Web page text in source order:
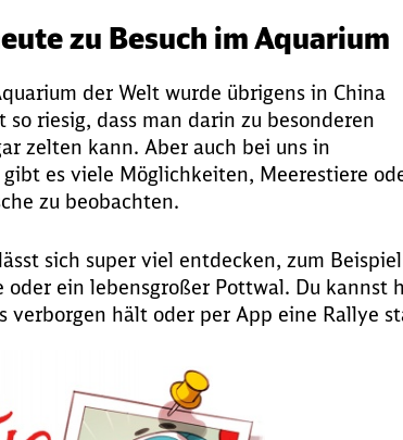
zu Besuch im Aquarium
der Welt wurde übrigens in China
so riesig, dass man darin zu besonderen
zelten kann. Aber auch bei uns in
es viele Möglichkeiten, Meerestiere
zu beobachten.
sich super viel entdecken, zum
oder ein lebensgroßer Pottwal. Du kannst
verborgen hält oder per App eine Rallye